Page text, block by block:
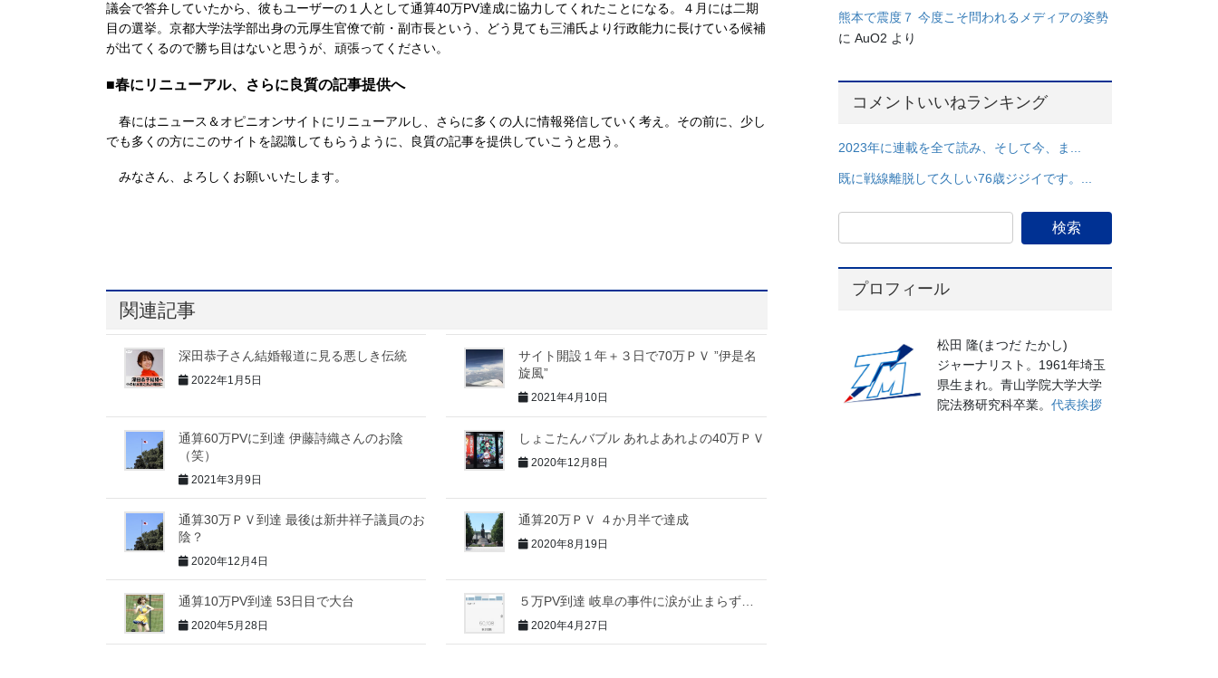
議会で答弁していたから、彼もユーザーの１人として通算40万PV達成に協力してくれたことになる。４月には二期
目の選挙。京都大学法学部出身の元厚生官僚で前・副市長という、どう見ても三浦氏より行政能力に長けている候補
が出てくるので勝ち目はないと思うが、頑張ってください。
■春にリニューアル、さらに良質の記事提供へ
春にはニュース＆オピニオンサイトにリニューアルし、さらに多くの人に情報発信していく考え。その前に、少し
でも多くの方にこのサイトを認識してもらうように、良質の記事を提供していこうと思う。
みなさん、よろしくお願いいたします。
関連記事
深田恭子さん結婚報道に見る悪しき伝統
2022年1月5日
サイト開設１年＋３日で70万ＰＶ ”伊是名
旋風”
2021年4月10日
通算60万PVに到達 伊藤詩織さんのお陰
（笑）
2021年3月9日
しょこたんバブル あれよあれよの40万ＰＶ
2020年12月8日
通算30万ＰＶ到達 最後は新井祥子議員のお
陰？
2020年12月4日
通算20万ＰＶ ４か月半で達成
2020年8月19日
通算10万PV到達 53日目で大台
2020年5月28日
５万PV到達 岐阜の事件に涙が止まらず…
2020年4月27日
熊本で震度７ 今度こそ問われるメディアの姿勢
にAuO2 より
コメントいいねランキング
2023年に連載を全て読み、そして今、ま...
既に戦線離脱して久しい76歳ジジイです。...
プロフィール
松田 隆(まつだ たかし)
ジャーナリスト。1961年埼玉
県生まれ。青山学院大学大学
院法務研究科卒業。代表挨拶